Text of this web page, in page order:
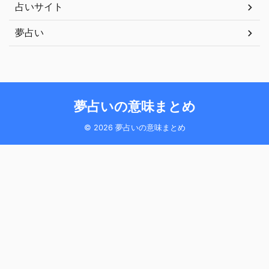
占いサイト
夢占い
夢占いの意味まとめ
© 2026 夢占いの意味まとめ